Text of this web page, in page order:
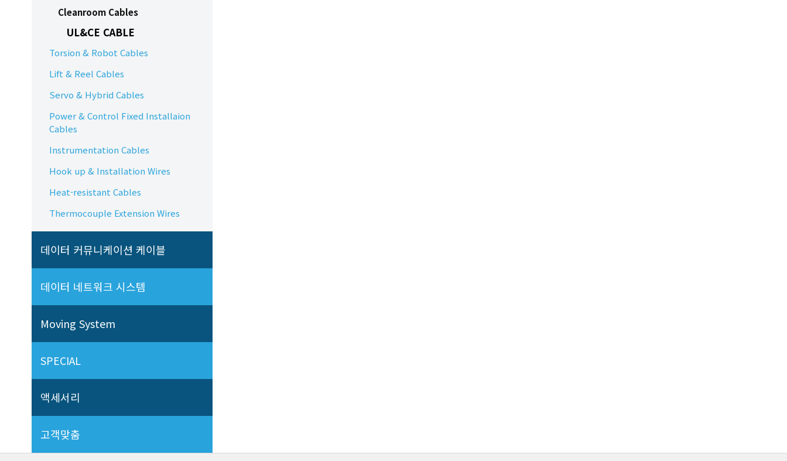
Cleanroom Cables
UL&CE CABLE
Torsion & Robot Cables
Lift & Reel Cables
Servo & Hybrid Cables
Power & Control Fixed Installaion
Cables
Instrumentation Cables
Hook up & Installation Wires
Heat-resistant Cables
Thermocouple Extension Wires
데이터 커뮤니케이션 케이블
데이터 네트워크 시스템
Moving System
SPECIAL
액세서리
고객맞춤